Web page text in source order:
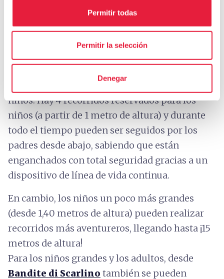
Permitir todas
Permitir la selección
Denegar
Cerca de Scarlino puedes hacer varias
actividades para alejarte de los días en el mar.
complejo forestal Bandite di
Scarlino
hay un divertido parque de aventuras
recorridos sobre los árboles para adultos y
niños. Hay 4 recorridos reservados para los
niños (a partir de 1 metro de altura) y durante
todo el tiempo pueden ser seguidos por los
padres desde abajo, sabiendo que están
enganchados con total seguridad gracias a un
dispositivo de línea de vida continua.
En cambio, los niños un poco más grandes
(desde 1,40 metros de altura) pueden realizar
recorridos más aventureros, llegando hasta ¡15
metros de altura!
Para los niños grandes y los adultos, desde
Bandite di Scarlino también se pueden